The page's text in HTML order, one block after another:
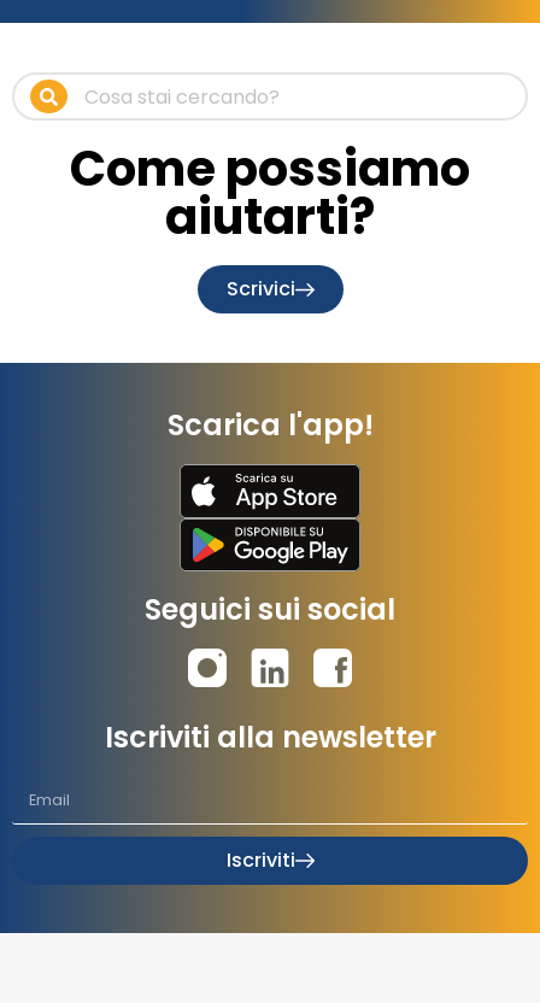
Come possiamo
aiutarti?
Scrivici
Scarica l'app!
Seguici sui social
Iscriviti alla newsletter
Iscriviti